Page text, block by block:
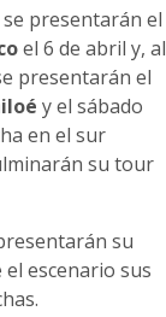
presentarán el
el 6 de abril y, al
presentarán el
y el sábado
en el sur
su tour
su
escenario sus